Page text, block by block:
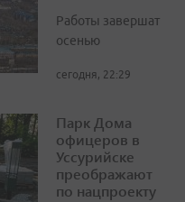
Работы завершат
осенью
сегодня, 22:29
Парк Дома
офицеров в
Уссурийске
преображают
по нацпроекту